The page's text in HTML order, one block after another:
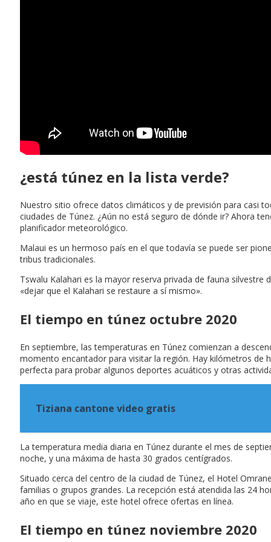
¿está túnez en la lista verde?
Nuestro sitio ofrece datos climáticos y de previsión para casi
ciudades de Túnez. ¿Aún no está seguro de dónde ir? Ahora
planificador meteorológico.
Malaui es un hermoso país en el que todavía se puede ser
tribus tradicionales.
Tswalu Kalahari es la mayor reserva privada de fauna
«dejar que el Kalahari se restaure a sí mismo».
El tiempo en túnez octubre 2020
En septiembre, las temperaturas en Túnez comienzan a
momento encantador para visitar la región. Hay kilómetros de
perfecta para probar algunos deportes acuáticos y otras
Tiziana cantone video gratis
La temperatura media diaria en Túnez durante el mes de
noche, y una máxima de hasta 30 grados centígrados.
Situado cerca del centro de la ciudad de Túnez, el Hotel
familias o grupos grandes. La recepción está atendida las 24
año en que se viaje, este hotel ofrece ofertas en línea.
El tiempo en túnez noviembre 2020